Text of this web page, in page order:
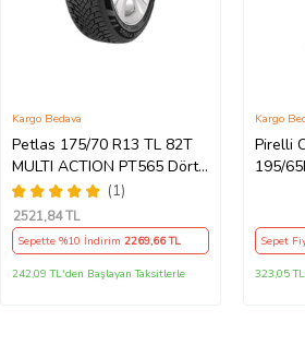
Petlas 175/70 R13 TL 82T
MULTI ACTION PT565 Dört
Mevsim Lastiği (Üretim
Tarihi:2026)
(1)
Kargo Bedava
2521,84 TL
Sepette %10 İndirim 2269,66 TL
242,09 TL'den Başlayan Taksitlerle
Pirelli
195/
Kargo
Sepet
323,05